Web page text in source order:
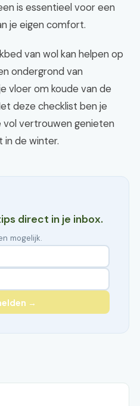
is essentieel voor een
je eigen comfort.
van wol kan helpen op
ondergrond van
vloer om koude van de
deze checklist ben je
vol vertrouwen genieten
in de winter.
direct in je inbox.
mogelijk.
→